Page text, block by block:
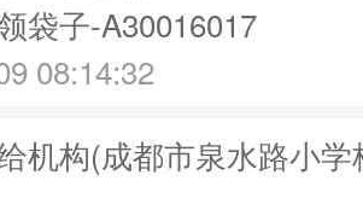
袋子-A30016017
08:14:32
机构(成都市泉水路小